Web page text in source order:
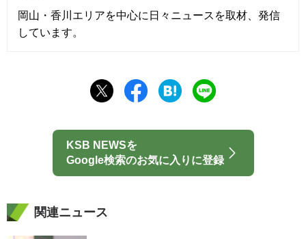
岡山・香川エリアを中心に日々ニュースを取材、発信
しています。
KSB NEWSを
Google検索のお気に入りに登録
関連ニュース